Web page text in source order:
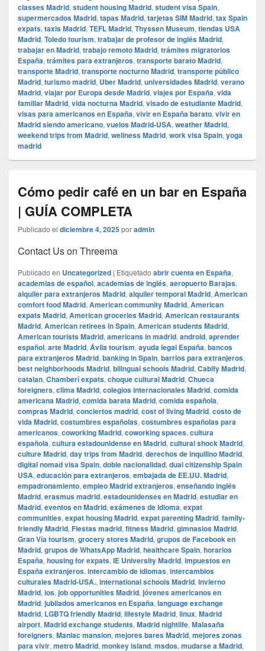
classes Madrid, student housing Madrid, student visa Spain,
supermercados Madrid, tapas Madrid, tarjetas SIM Madrid, tax Spain
expats, taxis Madrid, TEFL Madrid, Thyssen Museum, tiendas USA
Madrid, Toledo tourism, trabajar de profesor de inglés Madrid,
trabajar en Madrid, trabajo remoto Madrid, trámites migratorios
España, trámites para extranjeros, transporte barato Madrid,
transporte Madrid, transporte nocturno Madrid, transporte público
Madrid, turismo madrid, Uber Madrid, universidades Madrid, verano
Madrid, viajar por Europa desde Madrid, viajes por España, vida
familiar Madrid, vida nocturna Madrid, visado de estudiante Madrid,
visas para americanos en España, vivir en España barato, vivir en
Madrid siendo americano, vuelos Madrid-USA, weather Madrid,
weekend trips from Madrid, wellness Madrid, work visa Spain, yoga
madrid
Cómo pedir café en un bar en España
| GUÍA COMPLETA
Publicado el diciembre 4, 2025poradmin
Contact Us on Threema
Publicado en Uncategorized | Etiquetado abrir cuenta en España,
academias de español, academias de inglés, aeropuerto Barajas,
alquiler para extranjeros Madrid, alquiler temporal Madrid, American
comfort food Madrid, American community Madrid, American
expats Madrid, American groceries Madrid, American restaurants
Madrid, American retirees in Spain, American students Madrid,
American tourists Madrid, americans in madrid, android, aprender
español, arte Madrid, Ávila tourism, ayuda legal España, bancos
para extranjeros Madrid, banking in Spain, barrios para extranjeros,
best neighborhoods Madrid, bilingual schools Madrid, Cabify Madrid,
catalan, Chamberí expats, choque cultural Madrid, Chueca
foreigners, clima Madrid, colegios internacionales Madrid, comida
americana Madrid, comida barata Madrid, comida española,
compras Madrid, conciertos madrid, cost of living Madrid, costo de
vida Madrid, costumbres españolas, costumbres españolas para
americanos, coworking Madrid, coworking spaces, cultura
española, cultura estadounidense en Madrid, cultural shock Madrid,
culture Madrid, day trips from Madrid, derechos de inquilino Madrid,
digital nomad visa Spain, doble nacionalidad, dual citizenship Spain
USA, educación para extranjeros, embajada de EE.UU. Madrid,
empadronamiento, empleo Madrid extranjeros, enseñando inglés
Madrid, erasmus madrid, estadounidenses en Madrid, estudiar en
Madrid, eventos en Madrid, exámenes de idioma, expat
communities, expat housing Madrid, expat parenting Madrid, family-
friendly Madrid, Fiestas madrid, fitness Madrid, gimnasios Madrid,
Gran Vía tourism, grocery stores Madrid, grupos de Facebook en
Madrid, grupos de WhatsApp Madrid, healthcare Spain, horarios
España, housing for expats, IE University Madrid, impuestos en
España extranjeros, intercambio de idiomas, intercambios
culturales Madrid-USA., international schools Madrid, invierno
Madrid, ios, job opportunities Madrid, jóvenes americanos en
Madrid, jubilados americanos en España, language exchange
Madrid, LGBTQ friendly Madrid, lifestyle Madrid, linux, Madrid
airport, Madrid exchange students, Madrid nightlife, Malasaña
foreigners, Maniac mansion, mejores bares Madrid, mejores zonas
para vivir, metro Madrid, monkey island, msdos, mudarse a Madrid,